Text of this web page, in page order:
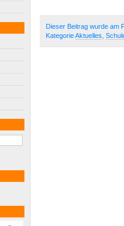
Dieser Beitrag wurde am
KategorieAktuelles